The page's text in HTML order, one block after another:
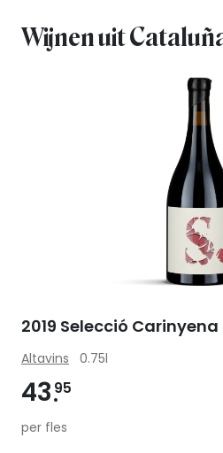
Wijnen uit
2019 Selecció
Altavins 0.75l
43 95
per fles